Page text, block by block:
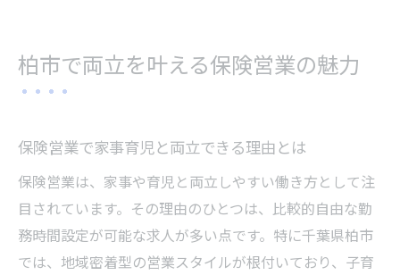
柏市で両立を叶える保険営業の魅力
保険営業で家事育児と両立できる理由とは
保険営業は、家事や育児と両立しやすい働き方として注
目されています。その理由のひとつは、比較的自由な勤
務時間設定が可能な求人が多い点です。特に千葉県柏市
では、地域密着型の営業スタイルが根付いており、子育